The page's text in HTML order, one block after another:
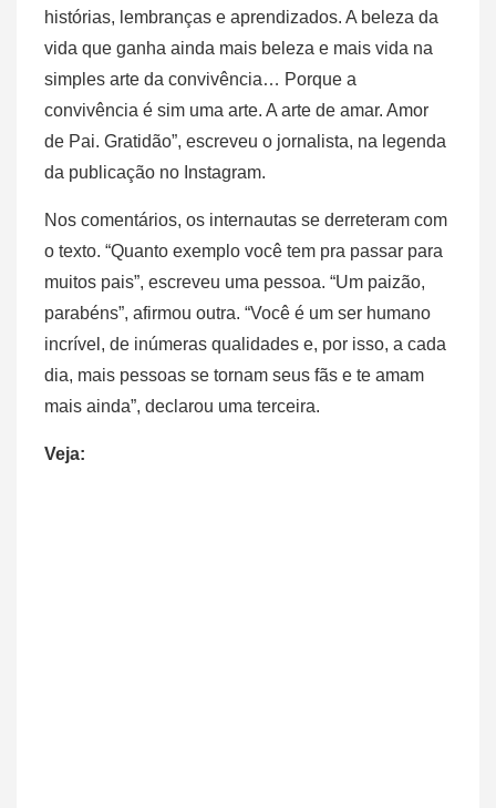
histórias, lembranças e aprendizados. A beleza da
vida que ganha ainda mais beleza e mais vida na
simples arte da convivência… Porque a
convivência é sim uma arte. A arte de amar. Amor
de Pai. Gratidão”, escreveu o jornalista, na legenda
da publicação no Instagram.
Nos comentários, os internautas se derreteram com
o texto. “Quanto exemplo você tem pra passar para
muitos pais”, escreveu uma pessoa. “Um paizão,
parabéns”, afirmou outra. “Você é um ser humano
incrível, de inúmeras qualidades e, por isso, a cada
dia, mais pessoas se tornam seus fãs e te amam
mais ainda”, declarou uma terceira.
Veja: